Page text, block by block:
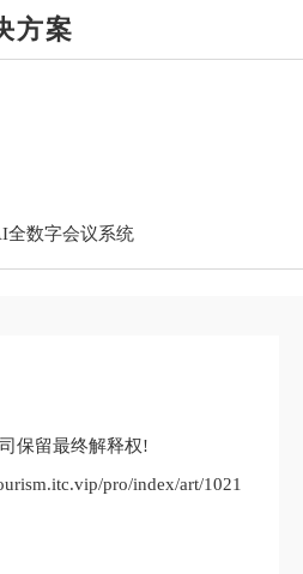
方案
全数字会议系统
保留最终解释权!
pro/index/art/1021